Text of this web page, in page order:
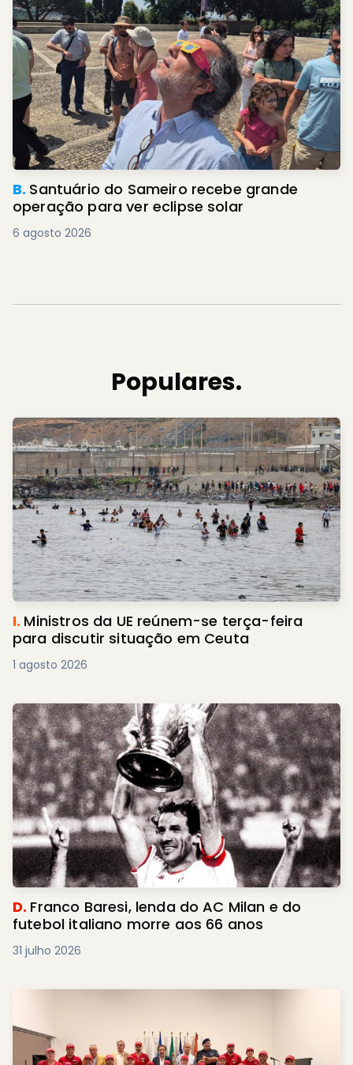
B. Santuário do Sameiro recebe grande
operação para ver eclipse solar
6 agosto 2026
Populares.
I. Ministros da UE reúnem-se terça-feira
para discutir situação em Ceuta
1 agosto 2026
D. Franco Baresi, lenda do AC Milan e do
futebol italiano morre aos 66 anos
31 julho 2026